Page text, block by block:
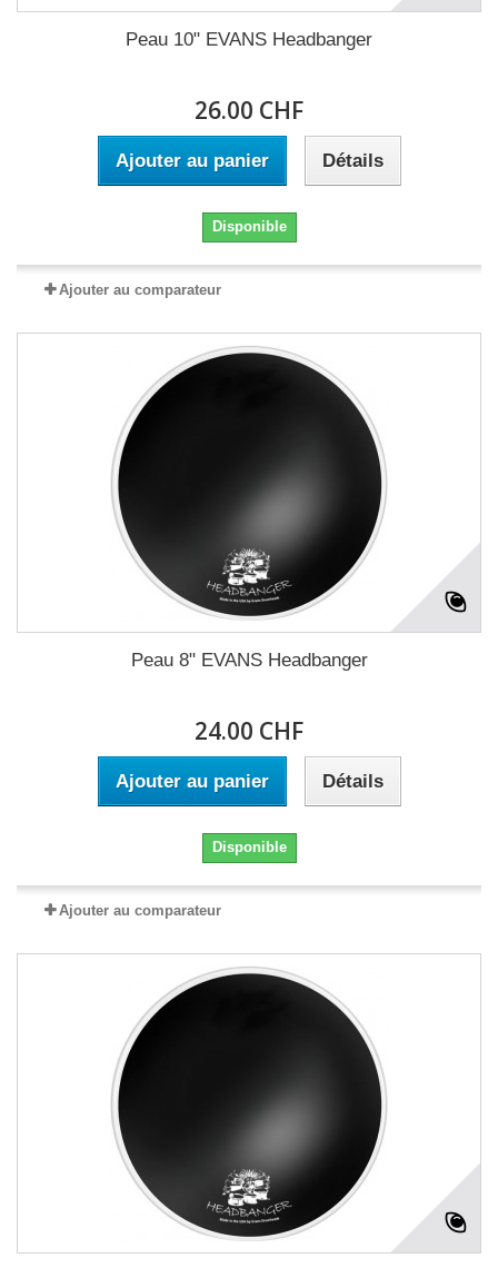
Peau 10" EVANS Headbanger
26.00 CHF
Ajouter au panier Détails
Disponible
Ajouter au comparateur
Peau 8" EVANS Headbanger
24.00 CHF
Ajouter au panier Détails
Disponible
Ajouter au comparateur